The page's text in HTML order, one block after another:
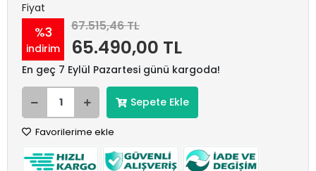
Fiyat
%3
indirim
67.515,46 TL
65.490,00 TL
En geç 7 Eylül Pazartesi günü kargoda!
Sepete Ekle
Favorilerime ekle